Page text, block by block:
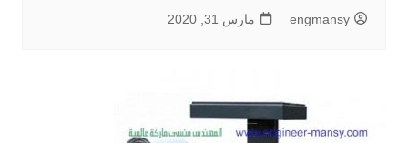
engmansy مارس 31, 2020